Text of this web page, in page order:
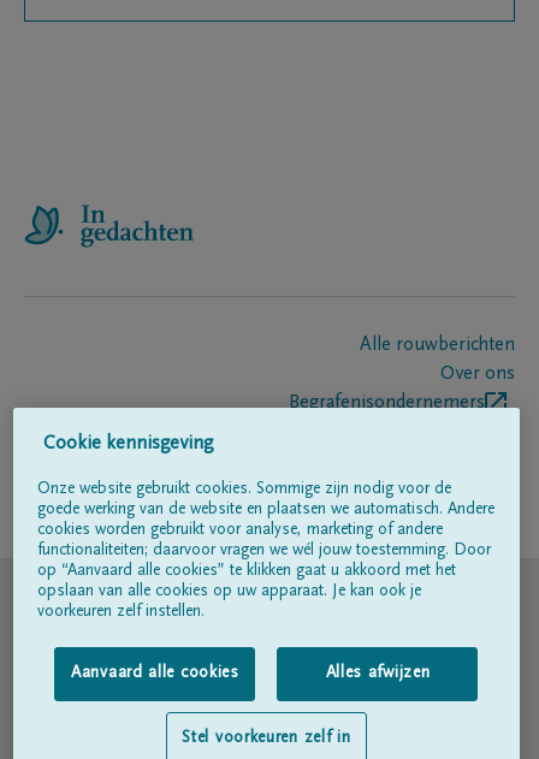
Alle rouwberichten
Over ons
Begrafenisondernemers
Volg ons op
© DELA
Gebruiksvoorwaarden
Privacyverklaring
Toegankelijkheidsverklaring
Cookie kennisgeving
Onze website gebruikt cookies. Sommige zijn nodig voor de
goede werking van de website en plaatsen we automatisch. Andere
cookies worden gebruikt voor analyse, marketing of andere
functionaliteiten; daarvoor vragen we wél jouw toestemming. Door
op “Aanvaard alle cookies” te klikken gaat u akkoord met het
opslaan van alle cookies op uw apparaat. Je kan ook je
voorkeuren zelf instellen.
Aanvaard alle cookies Alles afwijzen
Stel voorkeuren zelf in